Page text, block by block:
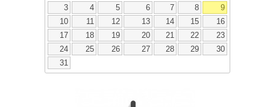
3
4 5 6 7 8
9
10
11 12 13 14 15
16
17
18 19 20 21 22
23
24
25 26 27 28 29
30
31